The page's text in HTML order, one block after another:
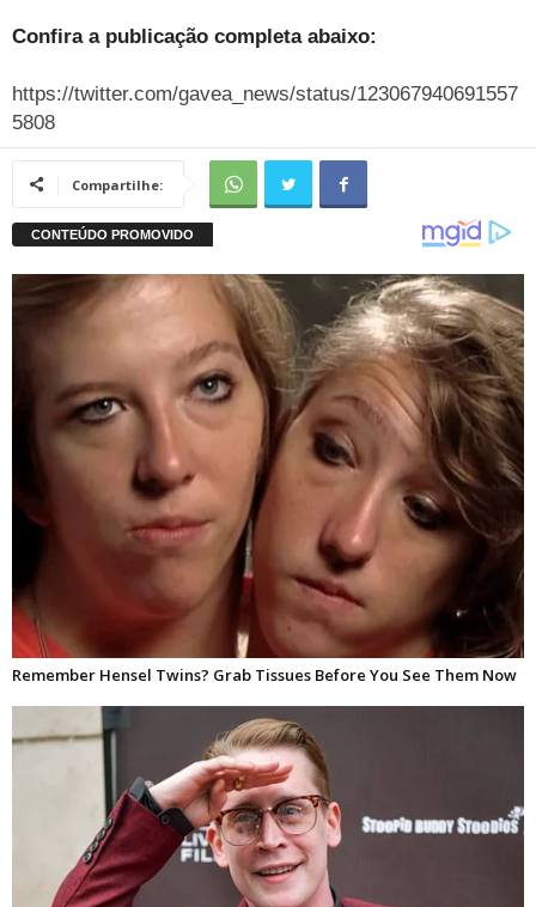
Confira a publicação completa abaixo:
https://twitter.com/gavea_news/status/123067940691557
5808
Compartilhe: